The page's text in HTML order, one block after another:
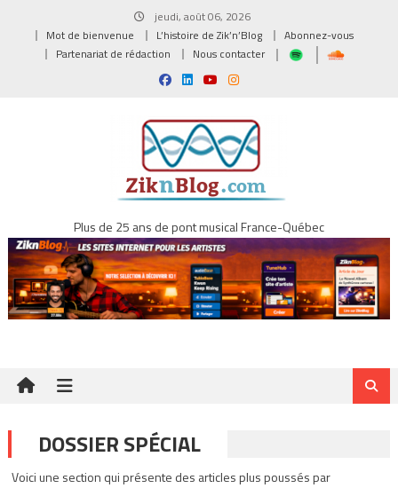
jeudi, août 06, 2026
Mot de bienvenue
L’histoire de Zik’n’Blog
Abonnez-vous
Partenariat de rédaction
Nous contacter
Plus de 25 ans de pont musical France-Québec
DOSSIER SPÉCIAL
Voici une section qui présente des articles plus poussés par